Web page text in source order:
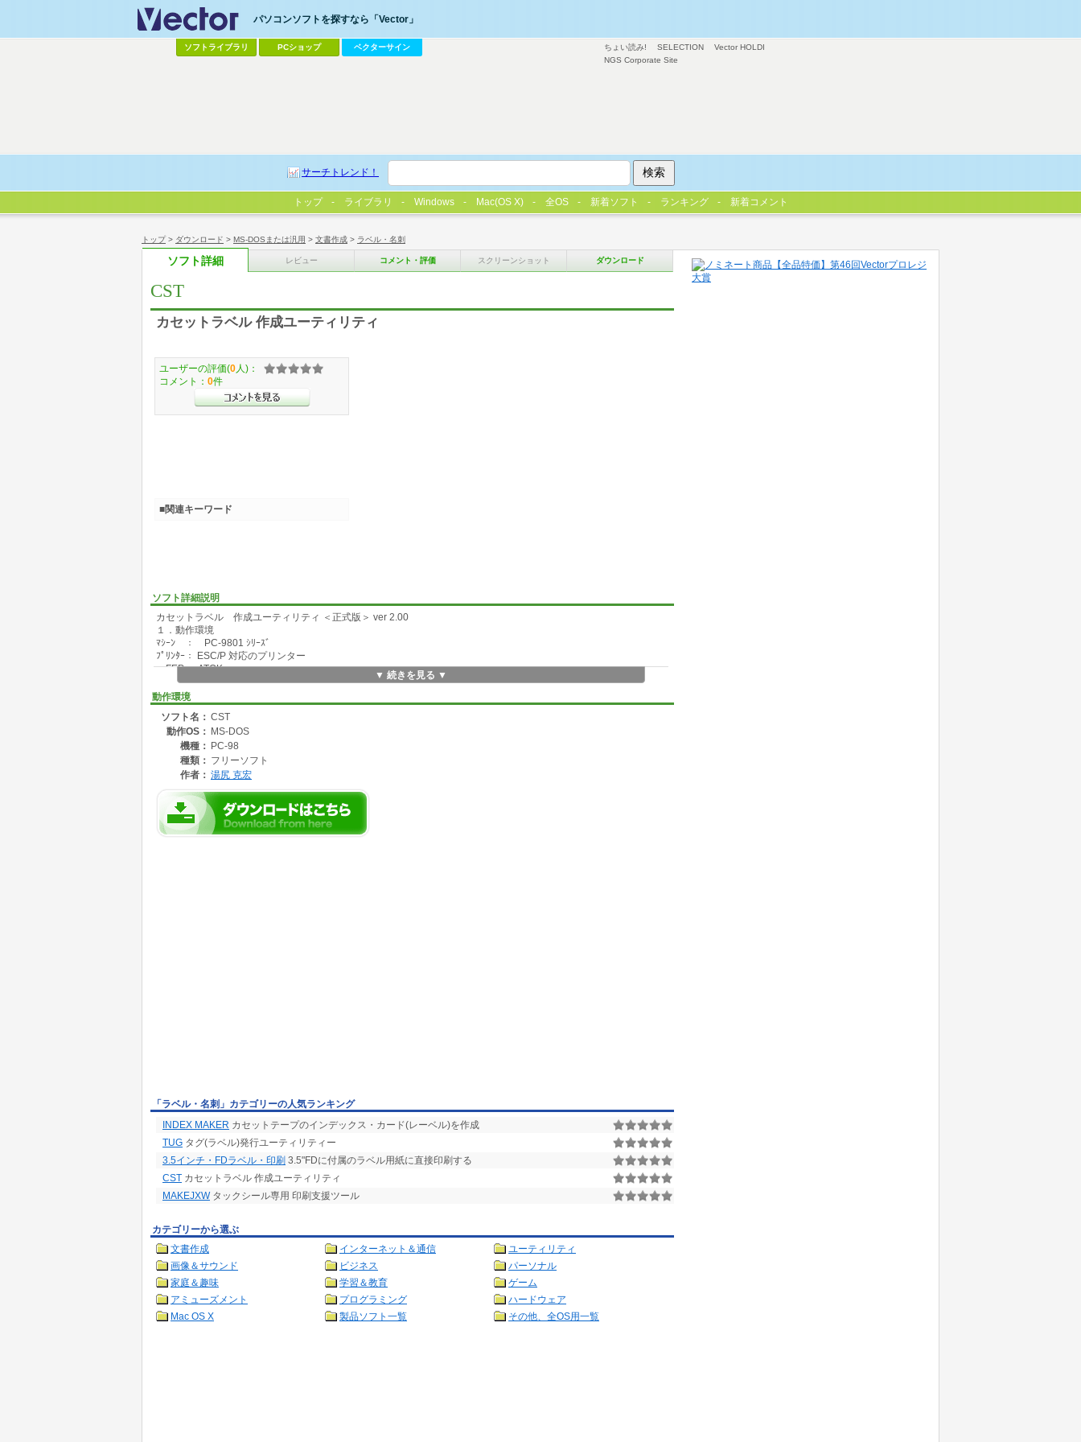
トップ> ダウンロード > MS-DOSまたは汎用 > 文書作成 > ラベル・名刺
ソフト詳細 レビュー コメント・評価 スクリーンショット ダウンロード
CST
カセットラベル 作成ユーティリティ
ソフト詳細説明
カセットラベル 作成ユーティリティ ＜正式版＞ ver 2.00
１．動作環境
ﾏｼｰﾝ ： PC-9801 ｼﾘｰｽﾞ
ﾌﾟﾘﾝﾀｰ： ESC/P 対応のプリンター
FEP ： ATOK
ﾃﾞﾊﾞｲｽ： PRINT.SYS
▼ 続きを見る ▼
動作環境
ソフト名： CST
動作OS： MS-DOS
機種： PC-98
種類： フリーソフト
作者： 湯尻 克宏
ユーザーの評価(0 人)：
コメント： 0件
■関連キーワード
「ラベル・名刺」カテゴリーの人気ランキング
INDEX MAKER カセットテープのインデックス・カード(レーベル)を作成
TUG タグ(ラベル)発行ユーティリティー
3.5インチ・FDラベル・印刷 3.5"FDに付属のラベル用紙に直接印刷する
CST カセットラベル 作成ユーティリティ
MAKEJXWタックシール専用 印刷支援ツール
カテゴリーから選ぶ
文書作成
インターネット＆通信
ユーティリティ
画像＆サウンド
ビジネス
パーソナル
家庭＆趣味
学習＆教育
ゲーム
アミューズメント
プログラミング
ハードウェア
Mac OS X
製品ソフト一覧 その他、全OS用一覧
ちょい読み! SELECTION
Vector HOLDI
NGS Corporate Site
パソコンソフトを探すなら「Vector」
ソフトライブラリ PCショップ ベクターサイン
サーチトレンド！
トップ ライブラリ Windows Mac(OS X) 全OS 新着ソフト ランキング 新着コメント